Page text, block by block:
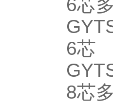
6芯
6芯
8芯